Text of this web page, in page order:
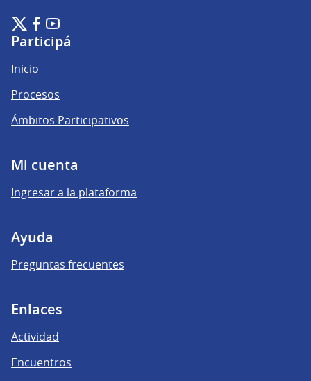
Plataforma de Participación Ciudadana Digital en X
(Enlace externo)
Plataforma de Participación Ciudadana Digital en Facebook
(Enlace externo)
Plataforma de Participación Ciudadana Digital en
(Enlace externo)
Participá
Inicio
Procesos
Ámbitos Participativos
Mi cuenta
Ingresar a la plataforma
Ayuda
Preguntas frecuentes
Enlaces
Actividad
Encuentros